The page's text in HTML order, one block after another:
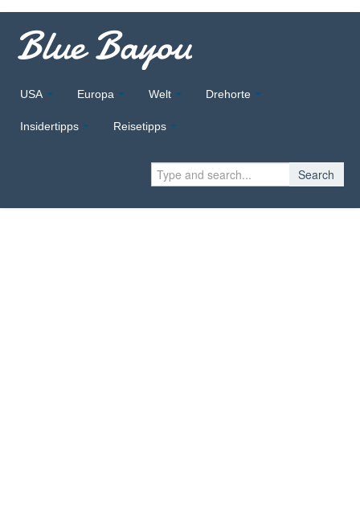
Blue Bayou
USA Europa Welt Drehorte
Insidertipps Reisetipps
Search